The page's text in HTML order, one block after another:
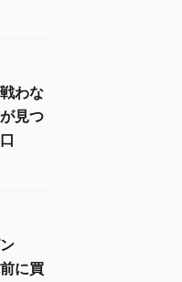
わな
見つ
に買